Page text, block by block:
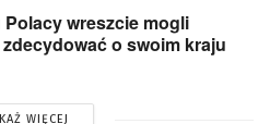
Polacy wreszcie mogli
o swoim kraju
WIĘCEJ